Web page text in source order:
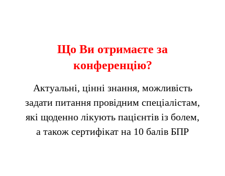
Що Ви отримаєте за
конференцію?
Актуальні, цінні знання, можливість
задати питання провідним спеціалістам,
які щоденно лікують пацієнтів із болем,
а також сертифікат на 10 балів БПР